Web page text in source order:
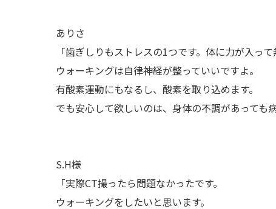
ありさ
「歯ぎしりもストレスの1つです。体に力が入っ
ウォーキングは自律神経が整っていいですよ。
有酸素運動にもなるし、酸素を取り込めます。
でも安心して欲しいのは、身体の不調があっても
S.H様
「実際CT撮ったら問題なかったです。
ウォーキングをしたいと思います。